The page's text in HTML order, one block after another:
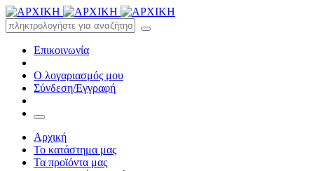
Επικοινωνία
Ο λογαριασμός μου
Σύνδεση/Εγγραφή
Αρχική
Το κατάστημα μας
Τα προϊόντα μας